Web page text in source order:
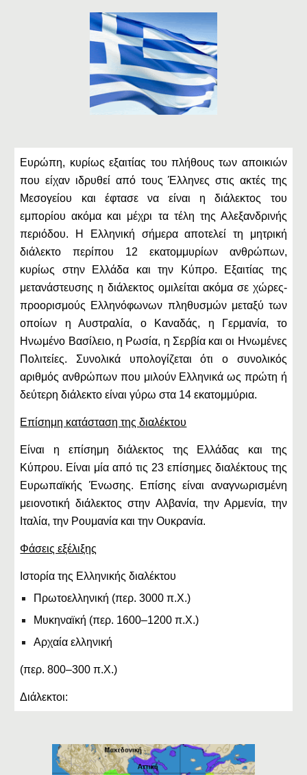
Ευρώπη, κυρίως εξαιτίας του πλήθους των αποικιών
που είχαν ιδρυθεί από τους Έλληνες στις ακτές της
Μεσογείου και έφτασε να είναι η διάλεκτος του
εμπορίου ακόμα και μέχρι τα τέλη της Αλεξανδρινής
περιόδου. Η Ελληνική σήμερα αποτελεί τη μητρική
διάλεκτο περίπου 12 εκατομμυρίων ανθρώπων,
κυρίως στην Ελλάδα και την Κύπρο. Εξαιτίας της
μετανάστευσης η διάλεκτος ομιλείται ακόμα σε χώρες-
προορισμούς Ελληνόφωνων πληθυσμών μεταξύ των
οποίων η Αυστραλία, ο Καναδάς, η Γερμανία, το
Ηνωμένο Βασίλειο, η Ρωσία, η Σερβία και οι Ηνωμένες
Πολιτείες. Συνολικά υπολογίζεται ότι ο συνολικός
αριθμός ανθρώπων που μιλούν Ελληνικά ως πρώτη ή
δεύτερη διάλεκτο είναι γύρω στα 14 εκατομμύρια.
Επίσημη κατάσταση της διαλέκτου
Είναι η επίσημη διάλεκτος της Ελλάδας και της
Κύπρου. Είναι μία από τις 23 επίσημες διαλέκτους της
Ευρωπαϊκής Ένωσης. Επίσης είναι αναγνωρισμένη
μειονοτική διάλεκτος στην Αλβανία, την Αρμενία, την
Ιταλία, την Ρουμανία και την Ουκρανία.
Φάσεις εξέλιξης
Ιστορία της Ελληνικής διαλέκτου
Πρωτοελληνική (περ. 3000 π.Χ.)
Μυκηναϊκή (περ. 1600–1200 π.Χ.)
Αρχαία ελληνική
(περ. 800–300 π.Χ.)
Διάλεκτοι: